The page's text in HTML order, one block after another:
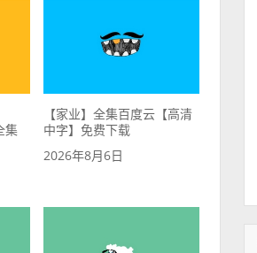
集
【家业】全集百度云【高清
中字】免费下载
2026年8月6日